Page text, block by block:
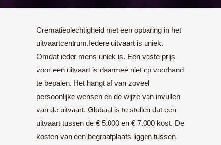
Crematieplechtigheid met een opbaring in het
uitvaartcentrum.Iedere uitvaart is uniek.
Omdat ieder mens uniek is. Een vaste prijs
voor een uitvaart is daarmee niet op voorhand
te bepalen. Het hangt af van zoveel
persoonlijke wensen en de wijze van invullen
van de uitvaart. Globaal is te stellen dat een
uitvaart tussen de € 5.000 en € 7.000 kost. De
kosten van een begraafplaats liggen tussen